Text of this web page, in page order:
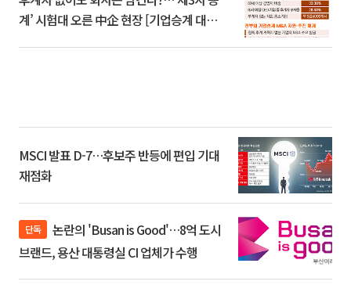
계’ 시험대 오른 中企 현장 [기업승계 대전
MSCI 발표 D-7…후보주 반등에 편입 기대
재점화
단독
브랜드, 용산 대통령실 CI 업체가 수행